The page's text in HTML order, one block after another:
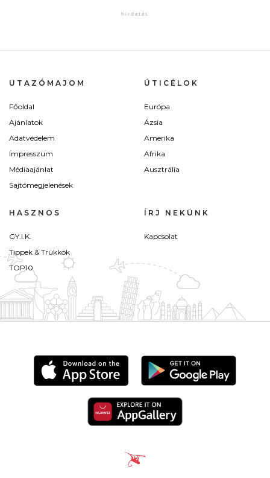
UTAZÓMAJOM
Főoldal
Ajánlatok
Adatvédelem
Impresszum
Médiaajánlat
Sajtómegjelenések
ÚTICÉLOK
Európa
Ázsia
Amerika
Afrika
Ausztrália
HASZNOS
GY.I.K.
Tippek & Trükkök
TOP10
ÍRJ NEKÜNK
Kapcsolat